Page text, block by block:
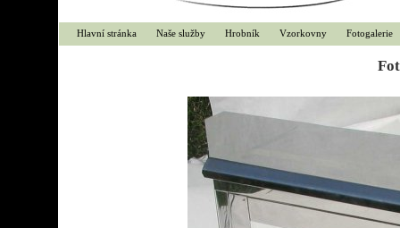
Hlavní stránka Naše služby Hrobník Vzorkovny Fotogalerie